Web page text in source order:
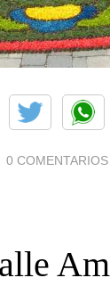
0 COMENTARIOS